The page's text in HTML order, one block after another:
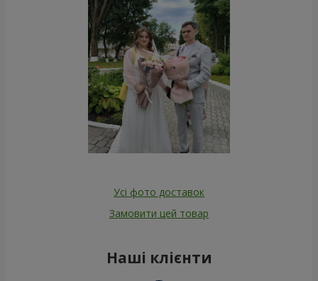
Усі фото доставок
Замовити цей товар
Наші клієнти